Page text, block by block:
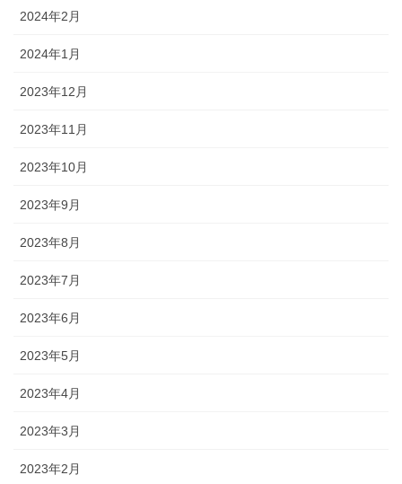
2024年2月
2024年1月
2023年12月
2023年11月
2023年10月
2023年9月
2023年8月
2023年7月
2023年6月
2023年5月
2023年4月
2023年3月
2023年2月